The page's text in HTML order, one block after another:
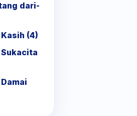
dari-
(4)